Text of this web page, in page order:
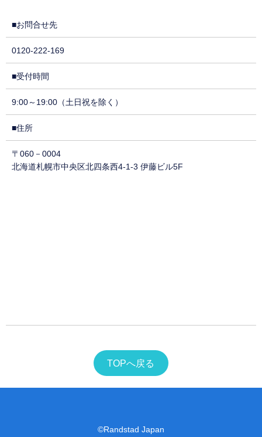
■お問合せ先
0120-222-169
■受付時間
9:00～19:00（土日祝を除く）
■住所
〒060－0004
北海道札幌市中央区北四条西4-1-3 伊藤ビル5F
TOPへ戻る
©Randstad Japan